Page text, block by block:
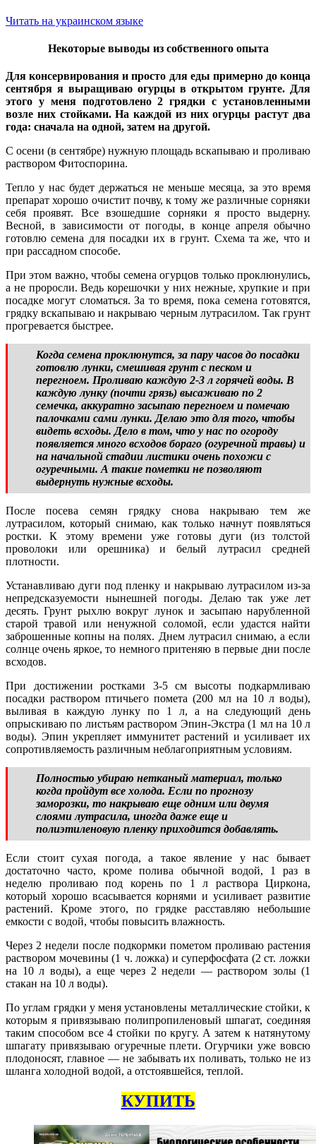
Читать на украинском языке
Некоторые выводы из собственного опыта
Для консервирования и просто для еды примерно до конца
сентября я выращиваю огурцы в открытом грунте. Для
этого у меня подготовлено 2 грядки с установленными
возле них стойками. На каждой из них огурцы растут два
года: сначала на одной, затем на другой.
С осени (в сентябре) нужную площадь вскапываю и проливаю
раствором Фитоспорина.
Тепло у нас будет держаться не меньше месяца, за это время
препарат хорошо очистит почву, к тому же различные сорняки
себя проявят. Все взошедшие сорняки я просто выдерну.
Весной, в зависимости от погоды, в конце апреля обычно
готовлю семена для посадки их в грунт. Схема та же, что и
при рассадном способе.
При этом важно, чтобы семена огурцов только проклюнулись,
а не проросли. Ведь корешочки у них нежные, хрупкие и при
посадке могут сломаться. За то время, пока семена готовятся,
грядку вскапываю и накрываю черным лутрасилом. Так грунт
прогревается быстрее.
Когда семена проклюнутся, за пару часов до посадки
готовлю лунки, смешивая грунт с песком и
перегноем. Проливаю каждую 2-3 л горячей воды. В
каждую лунку (почти грязь) высаживаю по 2
семечка, аккуратно засыпаю перегноем и помечаю
палочками сами лунки. Делаю это для того, чтобы
видеть всходы. Дело в том, что у нас по огороду
появляется много всходов бораго (огуречной травы) и
на начальной стадии листики очень похожи с
огуречными. А такие пометки не позволяют
выдернуть нужные всходы.
После посева семян грядку снова накрываю тем же
лутрасилом, который снимаю, как только начнут появляться
ростки. К этому времени уже готовы дуги (из толстой
проволоки или орешника) и белый лутрасил средней
плотности.
Устанавливаю дуги под пленку и накрываю лутрасилом из-за
непредсказуемости нынешней погоды. Делаю так уже лет
десять. Грунт рыхлю вокруг лунок и засыпаю нарубленной
старой травой или ненужной соломой, если удастся найти
заброшенные копны на полях. Днем лутрасил снимаю, а если
солнце очень яркое, то немного притеняю в первые дни после
всходов.
При достижении ростками 3-5 см высоты подкармливаю
посадки раствором птичьего помета (200 мл на 10 л воды),
выливая в каждую лунку по 1 л, а на следующий день
опрыскиваю по листьям раствором Эпин-Экстра (1 мл на 10 л
воды). Эпин укрепляет иммунитет растений и усиливает их
сопротивляемость различным неблагоприятным условиям.
Полностью убираю нетканый материал, только
когда пройдут все холода. Если по прогнозу
заморозки, то накрываю еще одним или двумя
слоями лутрасила, иногда даже еще и
полиэтиленовую пленку приходится добавлять.
Если стоит сухая погода, а такое явление у нас бывает
достаточно часто, кроме полива обычной водой, 1 раз в
неделю проливаю под корень по 1 л раствора Циркона,
который хорошо всасывается корнями и усиливает развитие
растений. Кроме этого, по грядке расставляю небольшие
емкости с водой, чтобы повысить влажность.
Через 2 недели после подкормки пометом проливаю растения
раствором мочевины (1 ч. ложка) и суперфосфата (2 ст. ложки
на 10 л воды), а еще через 2 недели — раствором золы (1
стакан на 10 л воды).
По углам грядки у меня установлены металлические стойки, к
которым я привязываю полипропиленовый шпагат, соединяя
таким способом все 4 стойки по кругу. А затем к натянутому
шпагату привязываю огуречные плети. Огурчики уже вовсю
плодоносят, главное — не забывать их поливать, только не из
шланга холодной водой, а отстоявшейся, теплой.
КУПИТЬ